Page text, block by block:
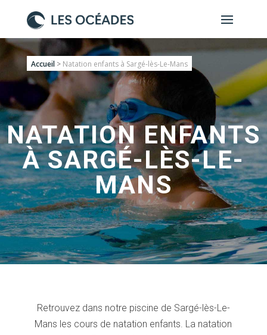
Accueil> Natation enfants à Sargé-lès-Le-Mans
NATATION ENFANTS
À SARGÉ-LÈS-LE-
MANS
Retrouvez dans notre piscine de Sargé-lès-Le-
Mans les cours de natation enfants. La natation